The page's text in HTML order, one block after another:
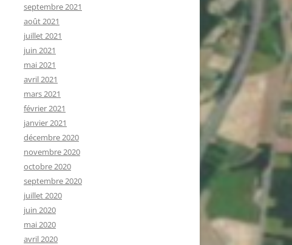
septembre 2021
août 2021
juillet 2021
juin 2021
mai 2021
avril 2021
mars 2021
février 2021
janvier 2021
décembre 2020
novembre 2020
octobre 2020
septembre 2020
juillet 2020
juin 2020
mai 2020
avril 2020